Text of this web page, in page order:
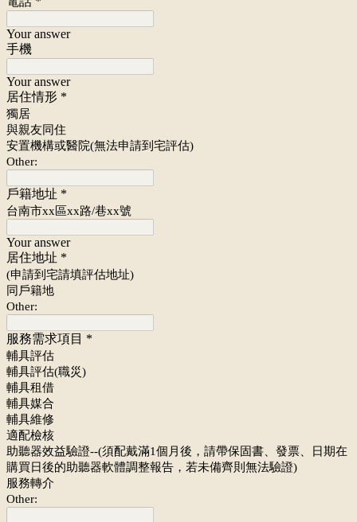
Your answer
手機
Your answer
居住情形 *
獨居
與親友同住
安置機構或醫院(無法申請到宅評估)
Other:
戶籍地址 *
台南市xx區xx路/巷xx號
Your answer
居住地址 *
(申請到宅請填評估地址)
同戶籍地
Other:
服務需求項目 *
輔具評估
輔具評估(職災)
輔具租借
輔具媒合
輔具維修
適配檢核
助聽器效益驗證--(須配戴滿1個月後，請帶保固書、發票、日期在
購買日後的助聽器軟體調整報告，若未備齊則無法驗證)
服務轉介
Other: